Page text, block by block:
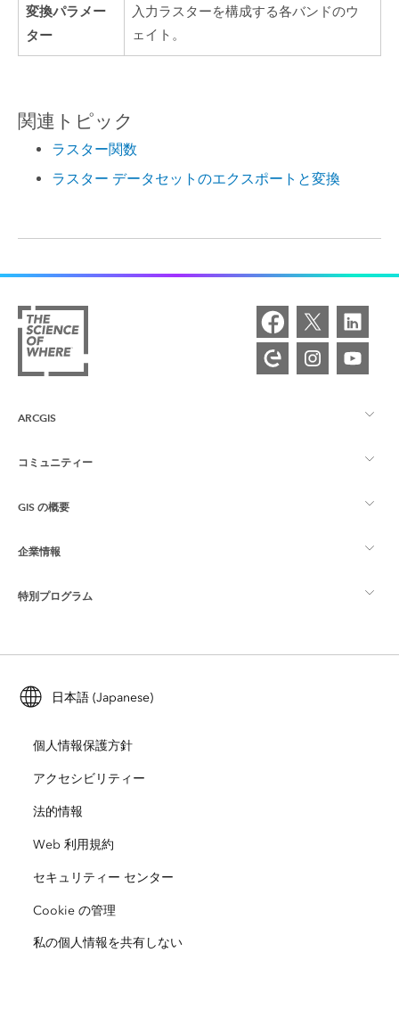
変換パラメー
ター
入力ラスターを構成する各バンドのウ
ェイト。
関連トピック
ラスター関数
ラスター データセットのエクスポートと変換
ARCGIS
ArcGIS の概要
マッピング
Esri ストア
コミュニティー
Esri Community
ArcGIS ブログ
Esri Young Professionals Network
GIS の概要
GIS とは
ロケーション インテリジェンス
トレーニング
ArcUser
ArcNews
ArcWatch
Esri ビデオ
企業情報
Esri について
採用情報
オープンビジョン
企業行動規範
サイトマップ
特別プログラム
ArcGIS for Student Use
自然保護
教育機関
人種的平等
日本語 (Japanese)
個人情報保護方針
アクセシビリティー
法的情報
Web 利用規約
セキュリティー センター
Cookie の管理
私の個人情報を共有しない